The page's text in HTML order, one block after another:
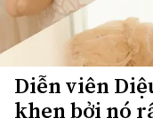
Diễn viên
khen bởi nó